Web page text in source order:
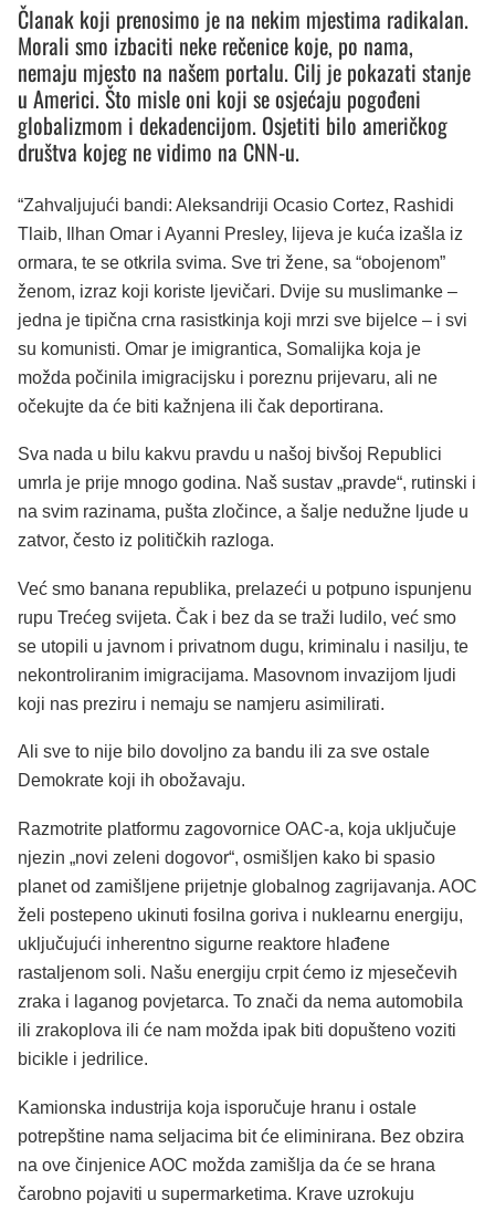
Članak koji prenosimo je na nekim mjestima radikalan.
Morali smo izbaciti neke rečenice koje, po nama,
nemaju mjesto na našem portalu. Cilj je pokazati stanje
u Americi. Što misle oni koji se osjećaju pogođeni
globalizmom i dekadencijom. Osjetiti bilo američkog
društva kojeg ne vidimo na CNN-u.
“Zahvaljujući bandi: Aleksandriji Ocasio Cortez, Rashidi
Tlaib, Ilhan Omar i Ayanni Presley, lijeva je kuća izašla iz
ormara, te se otkrila svima. Sve tri žene, sa “obojenom”
ženom, izraz koji koriste ljevičari. Dvije su muslimanke –
jedna je tipična crna rasistkinja koji mrzi sve bijelce – i svi
su komunisti. Omar je imigrantica, Somalijka koja je
možda počinila imigracijsku i poreznu prijevaru, ali ne
očekujte da će biti kažnjena ili čak deportirana.
Sva nada u bilu kakvu pravdu u našoj bivšoj Republici
umrla je prije mnogo godina. Naš sustav „pravde“, rutinski i
na svim razinama, pušta zločince, a šalje nedužne ljude u
zatvor, često iz političkih razloga.
Već smo banana republika, prelazeći u potpuno ispunjenu
rupu Trećeg svijeta. Čak i bez da se traži ludilo, već smo
se utopili u javnom i privatnom dugu, kriminalu i nasilju, te
nekontroliranim imigracijama. Masovnom invazijom ljudi
koji nas preziru i nemaju se namjeru asimilirati.
Ali sve to nije bilo dovoljno za bandu ili za sve ostale
Demokrate koji ih obožavaju.
Razmotrite platformu zagovornice OAC-a, koja uključuje
njezin „novi zeleni dogovor“, osmišljen kako bi spasio
planet od zamišljene prijetnje globalnog zagrijavanja. AOC
želi postepeno ukinuti fosilna goriva i nuklearnu energiju,
uključujući inherentno sigurne reaktore hlađene
rastaljenom soli. Našu energiju crpit ćemo iz mjesečevih
zraka i laganog povjetarca. To znači da nema automobila
ili zrakoplova ili će nam možda ipak biti dopušteno voziti
bicikle i jedrilice.
Kamionska industrija koja isporučuje hranu i ostale
potrepštine nama seljacima bit će eliminirana. Bez obzira
na ove činjenice AOC možda zamišlja da će se hrana
čarobno pojaviti u supermarketima. Krave uzrokuju